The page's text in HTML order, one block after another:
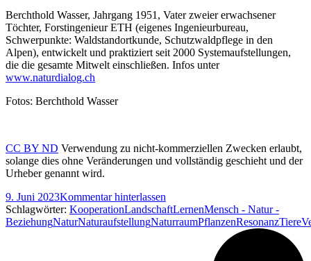
Berchthold Wasser, Jahrgang 1951, Vater zweier erwachsener
Töchter, Forstingenieur ETH (eigenes Ingenieurbureau,
Schwerpunkte: Waldstandortkunde, Schutzwaldpflege in den
Alpen), entwickelt und praktiziert seit 2000 Systemaufstellungen,
die die gesamte Mitwelt einschließen. Infos unter
www.naturdialog.ch
Fotos: Berchthold Wasser
CC BY ND Verwendung zu nicht-kommerziellen Zwecken erlaubt,
solange dies ohne Veränderungen und vollständig geschieht und der
Urheber genannt wird.
9. Juni 2023Kommentar hinterlassen
Schlagwörter: KooperationLandschaftLernenMensch - Natur -
BeziehungNaturNaturaufstellungNaturraumPflanzenResonanzTiere